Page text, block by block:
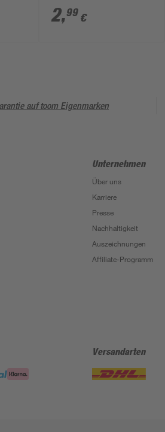
2,99 €
auf toom Eigenmarken
Unternehmen
Über uns
Karriere
Presse
Nachhaltigkeit
Auszeichnungen
Affiliate-Programm
Versandarten